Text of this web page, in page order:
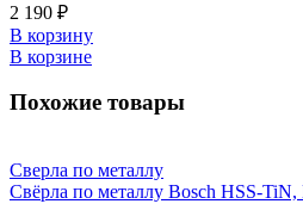
2 190 ₽
В корзину
В корзине
Похожие товары
Сверла по металлу
Свёрла по металлу Bosch HSS-